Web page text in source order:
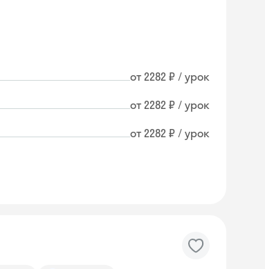
от 2282 ₽ / урок
от 2282 ₽ / урок
от 2282 ₽ / урок